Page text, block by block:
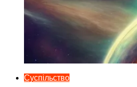
Суспільство